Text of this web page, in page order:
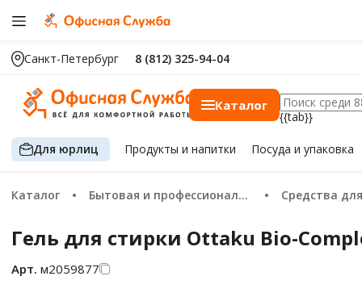
Санкт-Петербург 8 (812) 325-94-04
Каталог
{{tab}}
Для юрлиц Продуктыи напитки Посуда и упаковка
Каталог Бытовая и профессиональная химия Средства
Гель для стирки Ottaku Bio-
Арт. м2059877